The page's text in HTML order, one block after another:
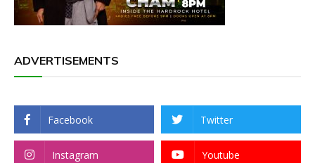
ADVERTISEMENTS
Facebook Twitter
Instagram Youtube